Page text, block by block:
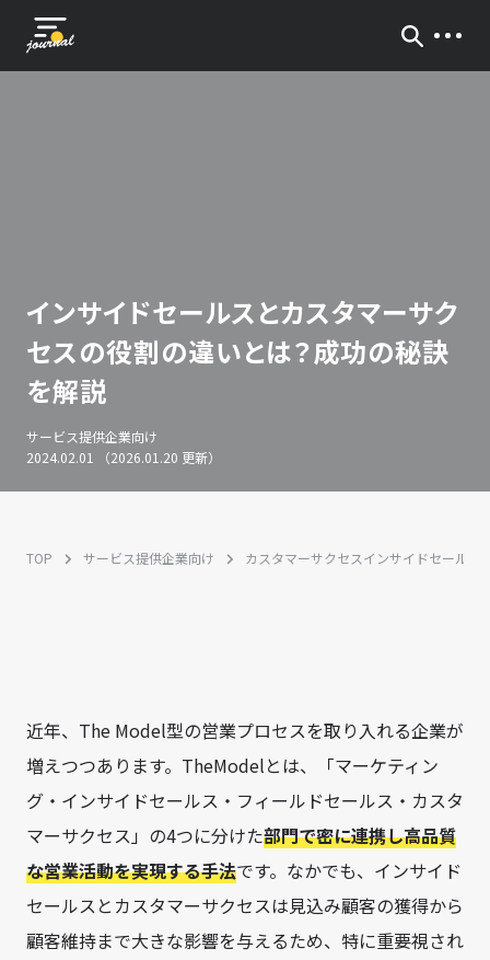
インサイドセールスとカスタマーサク
セスの役割の違いとは？成功の秘訣
を解説
サービス提供企業向け
2024.02.01 （2026.01.20 更新）
TOP サービス提供企業向け カスタマーサクセスインサイドセールス
近年、The Model型の営業プロセスを取り入れる企業が
増えつつあります。TheModelとは、「マーケティン
グ・インサイドセールス・フィールドセールス・カスタ
マーサクセス」の4つに分けた部門で密に連携し高品質
な営業活動を実現する手法です。なかでも、インサイド
セールスとカスタマーサクセスは見込み顧客の獲得から
顧客維持まで大きな影響を与えるため、特に重要視され